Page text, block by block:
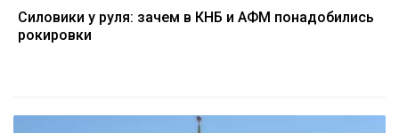
Силовики у руля: зачем в КНБ и АФМ понадобились
рокировки